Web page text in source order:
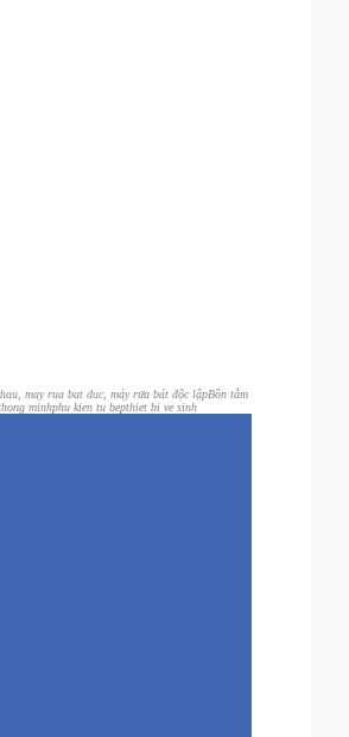
may rua bat duc, máy rửa bát độc lậpBồn tắm
minhphu kien tu bepthiet bi ve sinh